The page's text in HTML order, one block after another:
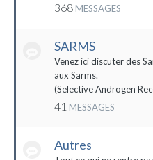
368 MESSAGES
SARMS
Venez ici discuter des
aux Sarms.
(Selective Androgen
41 MESSAGES
Autres